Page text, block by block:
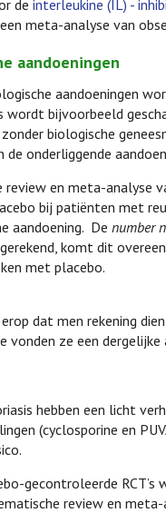
de interleukine (IL) -
meta-analyse van
aandoeningen
aandoeningen
bijvoorbeeld
biologische
de onderliggende
en meta-analyse
bij patiënten met
aandoening. De number
komt dit
met placebo.
dat men rekening
vonden ze een
hebben een licht
(cyclosporine en
gecontroleerde
review en